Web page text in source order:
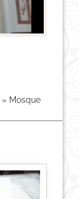
» Mosque